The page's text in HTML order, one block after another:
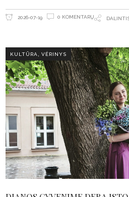
2026-07-19 0 KOMENTARŲ
KULTŪRA,VĖRINYS